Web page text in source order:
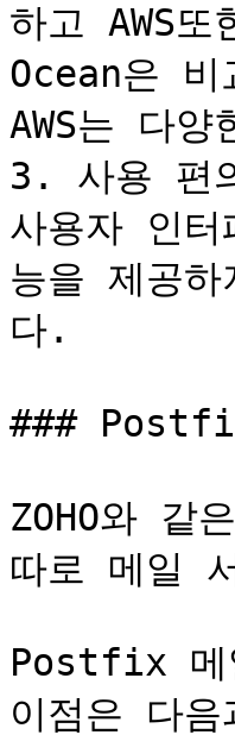
하고 AWS
Ocean은
AWS는 다
3. 사용 편
사용자 인
능을 제공
다.
###
ZOHO와
따로 메일
Postfix 메
이점은 다